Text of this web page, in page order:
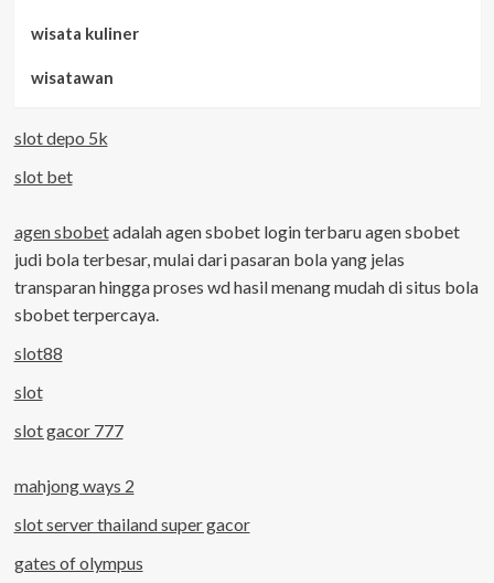
wisata kuliner
wisatawan
slot depo 5k
slot bet
agen sbobetadalah agen sbobet login terbaru agen sbobet
judi bola terbesar, mulai dari pasaran bola yang jelas
transparan hingga proses wd hasil menang mudah di situs bola
sbobet terpercaya.
slot88
slot
slot gacor 777
mahjong ways 2
slot server thailand super gacor
gates of olympus